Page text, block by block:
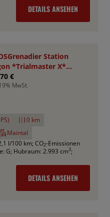
DETAILS ANSEHEN
Station
*Trialmaster X*
Sperren
€
MwSt.
0 km
Maintal
l/100 km; CO2-Emissionen
G; Hubraum: 2.993 cm3;
DETAILS ANSEHEN